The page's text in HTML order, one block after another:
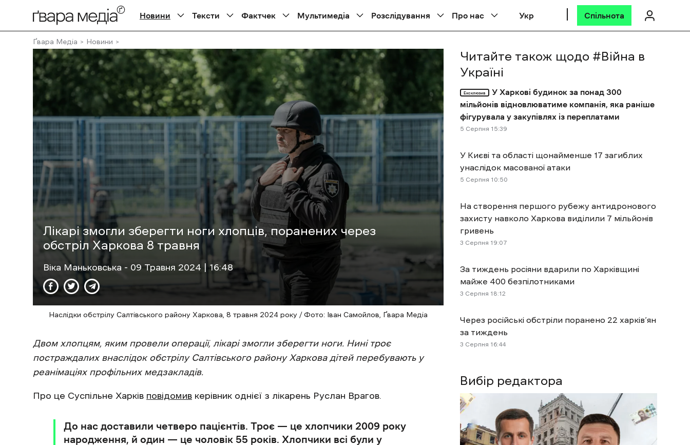
Новини Тексти Фактчек Мультимедіа Розслідування Про нас Укр Спільнота
Ґвара Медіа Новини
Лікарі змогли зберегти ноги хлопців, поранених через
обстріл Харкова 8 травня
Віка Маньковська - 09 Травня 2024 | 16:48
Наслідки обстрілу Салтівського району Харкова, 8 травня 2024 року / Фото: Іван Самойлов, Ґвара Медіа
Двом хлопцям, яким провели операції, лікарі змогли зберегти ноги. Нині троє
постраждалих внаслідок обстрілу Салтівського району Харкова дітей перебувають у
реанімаціях профільних медзакладів.
Про це Суспільне Харків повідомив керівник однієї з лікарень Руслан Врагов.
До нас доставили четверо пацієнтів. Троє — це хлопчики 2009 року
народження, й один — це чоловік 55 років. Хлопчики всі були у
Вибір редактора
Читайте також щодо # Війна в
Україні
Ексклюзив
У Харкові будинок за понад 300
мільйонів відновлюватиме компанія, яка раніше
фігурувала у закупівлях із переплатами
5 Cерпня 15:39
У Києві та області щонайменше 17 загиблих
унаслідок масованої атаки
5 Cерпня 10:50
На створення першого рубежу антидронового
захисту навколо Харкова виділили 7 мільйонів
гривень
3 Cерпня 19:07
За тиждень росіяни вдарили по Харківщині
майже 400 безпілотниками
3 Cерпня 18:12
Через російські обстріли поранено 22 харків’ян
за тиждень
3 Cерпня 16:44